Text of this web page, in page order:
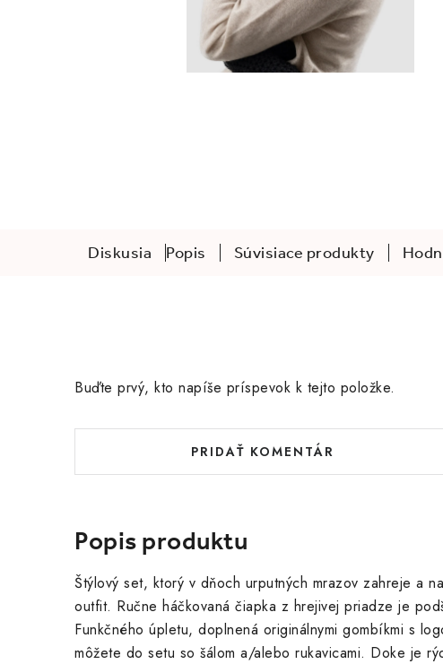
Popis
Diskusia Súvisiace produkty
Popis produktu
Štýlový set, ktorý v dňoch urputných mrazov zahreje a
outfit. Ručne háčkovaná čiapka z hrejivej priadze je
Funkčného úpletu, doplnená originálnymi gombíkmi s
môžete do setu so šálom a/alebo rukavicami. Doke je
Buďte prvý, kto napíše príspevok k tejto položke.
PRIDAŤ KOMENTÁR